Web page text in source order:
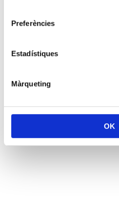
Preferències
Estadístiques
Màrqueting
OK